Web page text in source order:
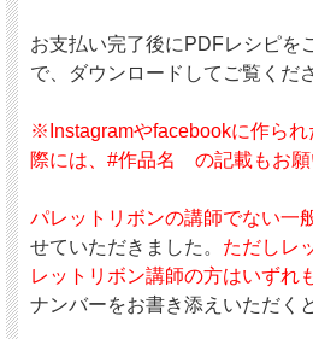
お支払い完了後にPDFレシピを
で、ダウンロードしてご覧くだ
※Instagramやfacebookに作られ
際には、#作品名 の記載もお願
パレットリボンの講師でない一
せていただきました。 ただしレ
レットリボン講師の方はいずれ
ナンバーをお書き添えいただく